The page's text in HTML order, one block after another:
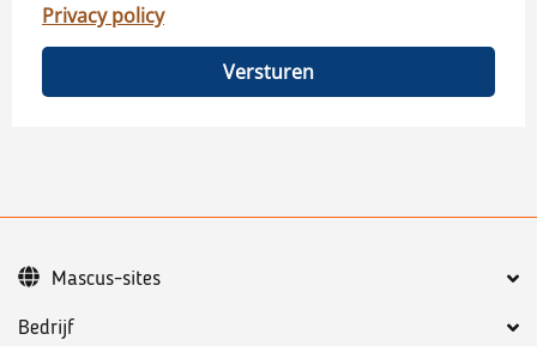
Privacy policy
Versturen
Bedrijf
Mascus-sites